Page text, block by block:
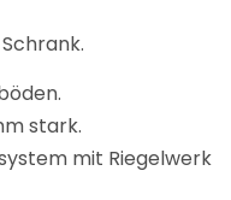
stark.
mit Riegelwerk